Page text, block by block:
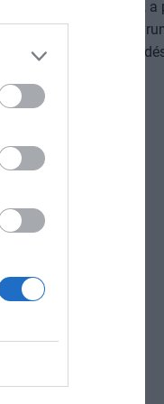
vállalatok működése,
ügyekben
a belső
és vállalti
bizniszt is felforgatja a
többek